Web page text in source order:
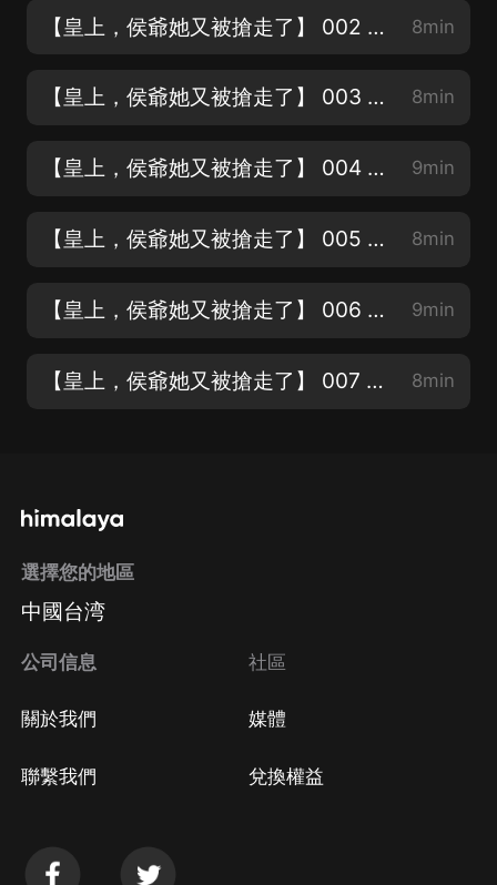
【皇上，侯爺她又被搶走了】 002 有美男不泡大逆不道啊 8min
【皇上，侯爺她又被搶走了】 003 長得美還不是任我蹂躪！ 8min
【皇上，侯爺她又被搶走了】 004 天牢涮羊肉（新書上架，求訂閱好評哦！） 9min
【皇上，侯爺她又被搶走了】 005 我跟皇帝是發小 8min
【皇上，侯爺她又被搶走了】 006 在線表演“滾出去”（新書上架，求訂閱關注好評~） 9min
【皇上，侯爺她又被搶走了】 007 敲太后竹杠（新書上架，求點讚評論轉發呀！) 8min
選擇您的地區
中國台湾
公司信息
關於我們
聯繫我們
社區
媒體
兌換權益